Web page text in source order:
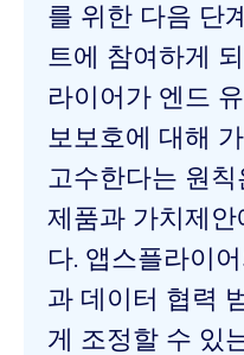
를 위한 다음 단
트에 참여하게
라이어가 엔드
보보호에 대해
고수한다는 원
제품과 가치제
다. 앱스플라이
과 데이터 협력
게 조정할 수 있